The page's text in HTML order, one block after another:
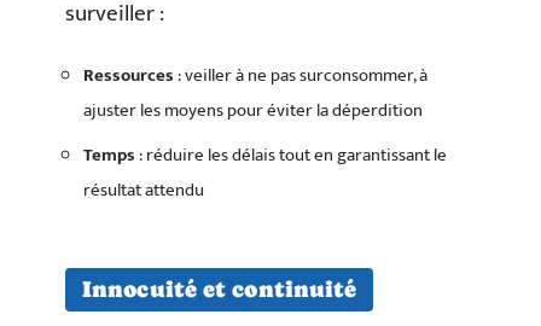
surveiller :
Ressources: veiller à ne pas surconsommer, à
ajuster les moyens pour éviter la déperdition
Temps: réduire les délais tout en garantissant le
résultat attendu
Innocuité et continuité